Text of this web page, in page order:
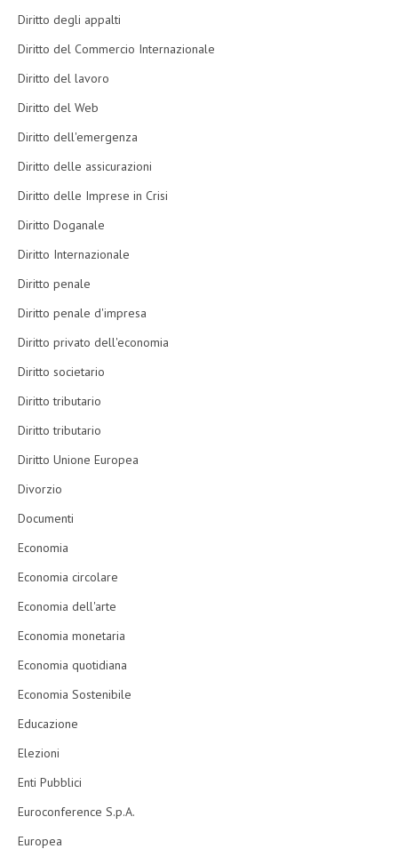
Diritto degli appalti
Diritto del Commercio Internazionale
Diritto del lavoro
Diritto del Web
Diritto dell'emergenza
Diritto delle assicurazioni
Diritto delle Imprese in Crisi
Diritto Doganale
Diritto Internazionale
Diritto penale
Diritto penale d'impresa
Diritto privato dell'economia
Diritto societario
Diritto tributario
Diritto tributario
Diritto Unione Europea
Divorzio
Documenti
Economia
Economia circolare
Economia dell'arte
Economia monetaria
Economia quotidiana
Economia Sostenibile
Educazione
Elezioni
Enti Pubblici
Euroconference S.p.A.
Europea